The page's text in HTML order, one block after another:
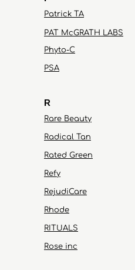
Rose inc
Rare Beauty
Radical Tan
Phyto-C
PSA
Rated Green
RejudiCare
Refy
Rhode
RITUALS
Patrick TA
R
PAT McGRATH LABS